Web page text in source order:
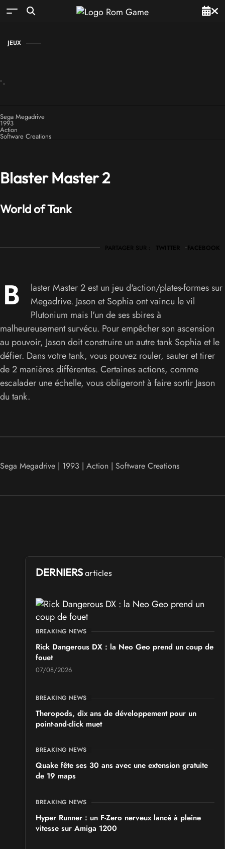
JEUX
Sega Megadrive
1993
Action
Software Creations
Blaster Master 2
World of Tank
PARTAGER SUR : TWITTER FACEBOOK
B
laster Master 2 est un jeu d'action/plates-formes sur
Megadrive. Jason et Sophia ont vaincu le vil
Plutonium mais l'un de ses sbires à
malheureusement survécu. Pour empêcher son ascension
au pouvoir, Jason doit construire un autre tank Sophia et le
défier. Dans votre tank, vous pouvez rouler, sauter et tirer
de 2 manières différentes. Certaines actions, comme
escalader une échelle, vous obligeront à faire sortir Jason
du tank.
Sega Megadrive | 1993 | Action | Software Creations
DERNIERS articles
BREAKING NEWS
Rick Dangerous DX : la Neo Geo prend un coup de
fouet
07/08/2026
BREAKING NEWS
Theropods, dix ans de développement pour un
point-and-click muet
BREAKING NEWS
Quake fête ses 30 ans avec une extension gratuite
de 19 maps
BREAKING NEWS
Hyper Runner : un F-Zero nerveux lancé à pleine
vitesse sur Amiga 1200